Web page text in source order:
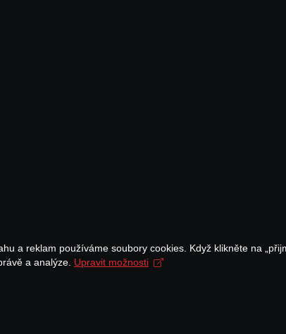
a reklam používáme soubory cookies. Když klikněte na
a analýze. Upravit možnosti